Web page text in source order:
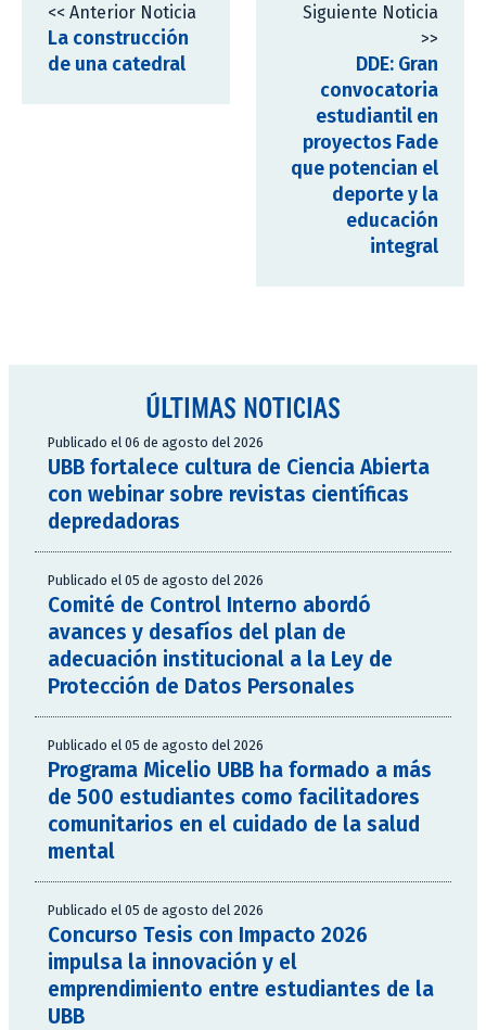
<< Anterior Noticia
La construcción
de una catedral
Siguiente Noticia
>>
DDE: Gran
convocatoria
estudiantil en
proyectos Fade
que potencian el
deporte y la
educación
integral
ÚLTIMAS NOTICIAS
Publicado el 06 de agosto del 2026
UBB fortalece cultura de Ciencia Abierta
con webinar sobre revistas científicas
depredadoras
Publicado el 05 de agosto del 2026
Comité de Control Interno abordó
avances y desafíos del plan de
adecuación institucional a la Ley de
Protección de Datos Personales
Publicado el 05 de agosto del 2026
Programa Micelio UBB ha formado a más
de 500 estudiantes como facilitadores
comunitarios en el cuidado de la salud
mental
Publicado el 05 de agosto del 2026
Concurso Tesis con Impacto 2026
impulsa la innovación y el
emprendimiento entre estudiantes de la
UBB